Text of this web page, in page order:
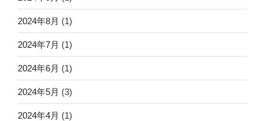
2024年8月 (1)
2024年7月 (1)
2024年6月 (1)
2024年5月 (3)
2024年4月 (1)